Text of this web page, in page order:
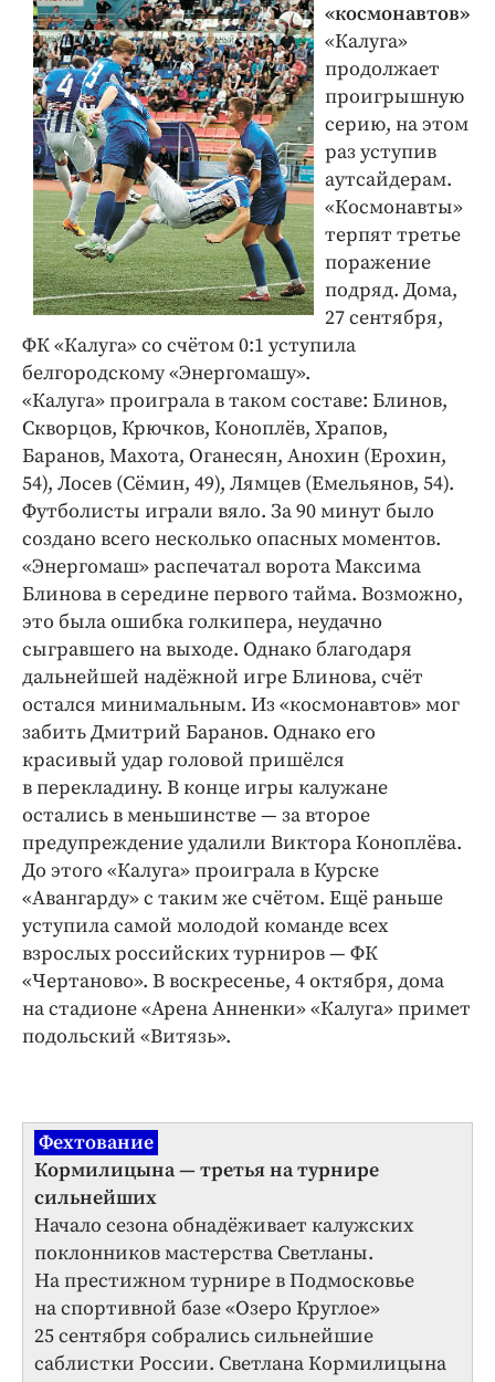
«космонавтов»
«Калуга»
продолжает
проигрышную
серию, на этом
раз уступив
аутсайдерам.
«Космонавты»
терпят третье
поражение
подряд. Дома,
27 сентября,
ФК «Калуга» со счётом 0:1 уступила
белгородскому «Энергомашу».
«Калуга» проиграла в таком составе: Блинов,
Скворцов, Крючков, Коноплёв, Храпов,
Баранов, Махота, Оганесян, Анохин (Ерохин,
54), Лосев (Сёмин, 49), Лямцев (Емельянов, 54).
Футболисты играли вяло. За 90 минут было
создано всего несколько опасных моментов.
«Энергомаш» распечатал ворота Максима
Блинова в середине первого тайма. Возможно,
это была ошибка голкипера, неудачно
сыгравшего на выходе. Однако благодаря
дальнейшей надёжной игре Блинова, счёт
остался минимальным. Из «космонавтов» мог
забить Дмитрий Баранов. Однако его
красивый удар головой пришёлся
в перекладину. В конце игры калужане
остались в меньшинстве — за второе
предупреждение удалили Виктора Коноплёва.
До этого «Калуга» проиграла в Курске
«Авангарду» с таким же счётом. Ещё раньше
уступила самой молодой команде всех
взрослых российских турниров — ФК
«Чертаново». В воскресенье, 4 октября, дома
на стадионе «Арена Анненки» «Калуга» примет
подольский «Витязь».
Фехтование
Кормилицына — третья на турнире
сильнейших
Начало сезона обнадёживает калужских
поклонников мастерства Светланы.
На престижном турнире в Подмосковье
на спортивной базе «Озеро Круглое»
25 сентября собрались сильнейшие
саблистки России. Светлана Кормилицына